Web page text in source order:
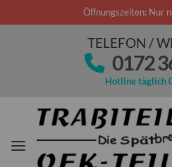
Öffnungszeiten: Nur
TELEFON /
0172
Hotline täglich